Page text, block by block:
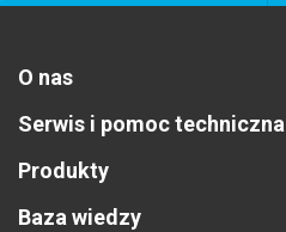
O nas
Serwis i pomoc techniczna
Produkty
Baza wiedzy